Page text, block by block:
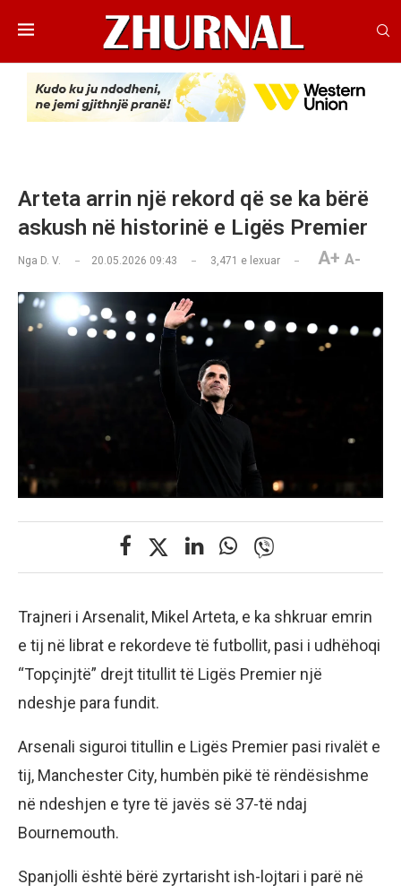
Arteta arrin një rekord që se ka bërë
askush në historinë e Ligës Premier
Nga D. V. 20.05.2026 09:43 3,471 e lexuar A+ A-
Trajneri i Arsenalit, Mikel Arteta, e ka shkruar emrin
e tij në librat e rekordeve të futbollit, pasi i udhëhoqi
“Topçinjtë” drejt titullit të Ligës Premier një
ndeshje para fundit.
Arsenali siguroi titullin e Ligës Premier pasi rivalët e
tij, Manchester City, humbën pikë të rëndësishme
në ndeshjen e tyre të javës së 37-të ndaj
Bournemouth.
Spanjolli është bërë zyrtarisht ish-lojtari i parë në